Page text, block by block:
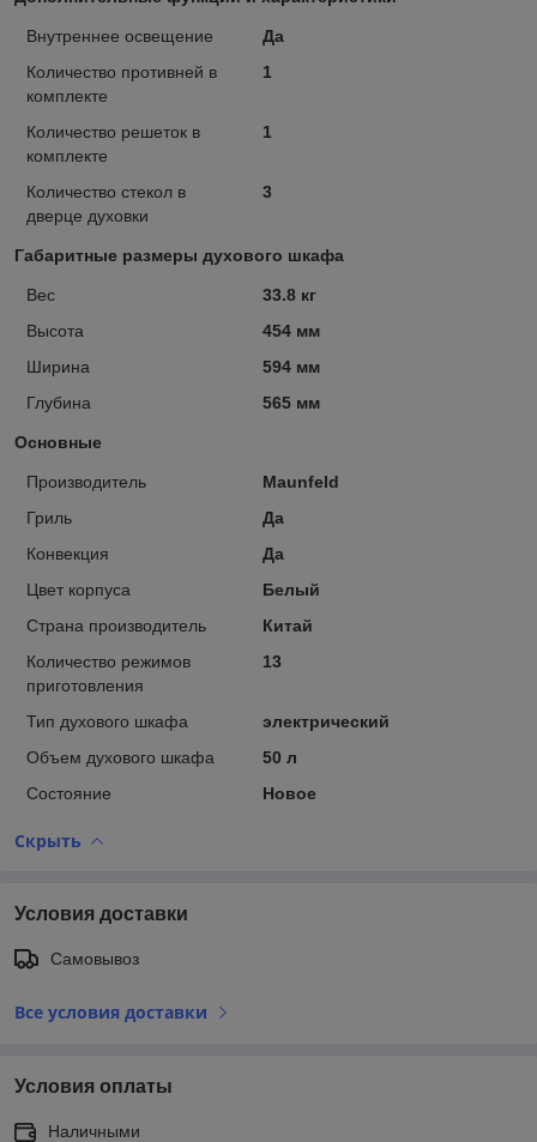
Внутреннее освещение
Да
Количество противней в
комплекте
1
Количество решеток в
комплекте
1
Количество стекол в
дверце духовки
3
Габаритные размеры духового шкафа
Вес
33.8 кг
Высота
454 мм
Ширина
594 мм
Глубина
565 мм
Основные
Производитель
Maunfeld
Гриль
Да
Конвекция
Да
Цвет корпуса
Белый
Страна производитель
Китай
Количество режимов
приготовления
13
Тип духового шкафа
электрический
Объем духового шкафа
50 л
Состояние
Новое
Скрыть
Условия доставки
Самовывоз
Все условия доставки
Условия оплаты
Наличными